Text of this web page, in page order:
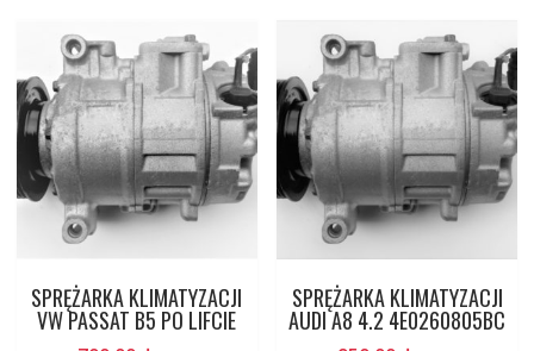
SPRĘŻARKA KLIMATYZACJI
VW PASSAT B5 PO LIFCIE
SPRĘŻARKA KLIMATYZACJI
AUDI A8 4.2 4E0260805BC